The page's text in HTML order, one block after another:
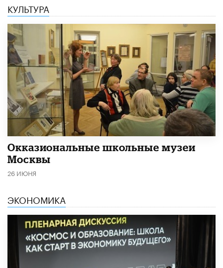
КУЛЬТУРА
​Окказиональные школьные музеи
Москвы
26 ИЮНЯ
ЭКОНОМИКА